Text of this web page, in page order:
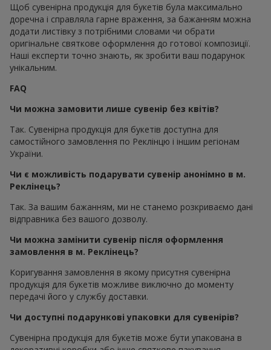
Щоб сувенірна продукція для букетів була максимально
доречна і справляла гарне враження, за бажанням можна
додати листівку з потрібними словами чи обрати
оригінальне святкове оформлення до готової композиції.
Наші експерти точно знають, як зробити ваш подарунок
унікальним.
FAQ
Чи можна замовити лише сувенір без квітів?
Так. Сувенірна продукція для букетів доступна для
самостійного замовлення по Реклінцю і іншим регіонам
України.
Чи є можливість подарувати сувенір анонімно в м.
Реклінець?
Так. За вашим бажанням, ми не станемо розкриваємо дані
відправника без вашого дозволу.
Чи можна замінити сувенір після оформлення
замовлення в м. Реклінець?
Коригування замовлення в якому присутня сувенірна
продукція для букетів можливе виключно до моменту
передачі його у службу доставки.
Чи доступні подарункові упаковки для сувенірів?
Сувенірна продукція для букетів може бути упакована в